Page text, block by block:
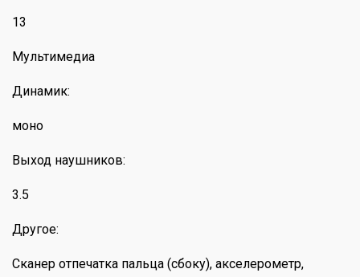
13
Мультимедиа
Динамик:
моно
Выход наушников:
3.5
Другое:
Сканер отпечатка пальца (сбоку), акселерометр,